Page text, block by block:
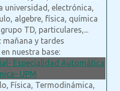
universidad, electrónica,
algebre, física, química
TD, particulares,...
mañana y tardes
nuestra base:
Especialidad Automática
UPM
Física, Termodinámica,